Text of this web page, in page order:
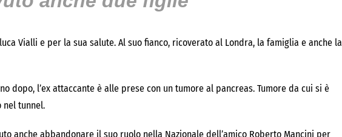
Vialli e per la sua salute. Al suo fianco, ricoverato al Londra, la famiglia e anche la
dopo, l’ex attaccante è alle prese con un tumore al pancreas. Tumore da cui si è
tunnel.
anche abbandonare il suo ruolo nella Nazionale dell’amico Roberto Mancini per